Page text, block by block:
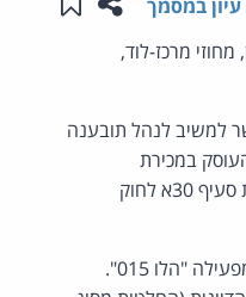
עיון במסמך
מרכז-לוד,
למשיב לנהל תובענה
במכירת
מזרנים) שיגר אליו מסרון פרסומי, ללא אפשרות הסרה או פרטי יצירת קשר וללא הסכמתו, תוך הפרת סעיף 30א לחוק
בקשת רשות הערעור נדחתה. אין להתערב בהחלטת ביהמ"ש קמא בעניין זימון העד של המפעילה "הלו 015".